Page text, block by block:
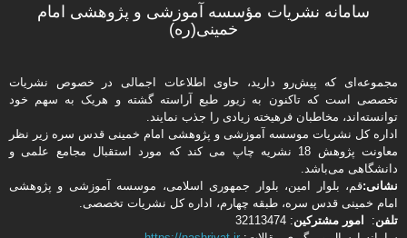
سامانه نشریات مؤسسه آموزشی و پژوهشی امام
خمینی(ره)
مجموعه‌ای که پیش‌رو دارید،‌ حاوی اطلاعات اجمالی در خصوص نشریات
تخصصی است که تاکنون به زیور طبع آراسته گشته و هریک به سهم خود
توانسته‌اند، مخاطبان فرهیخته‌ زیادی را جذب نمایند.
اداره كل نشریات موسسه آموزشی و پژوهشی امام خمینی قدس سره زیر نظر
معاونت پژوهش 18 نشریه چاپ می کند که مورد استقبال مجامع علمی و
دانشگاهی می‌باشد.
نشانی:قم، بلوار امین، بلوار جمهوری اسلامی، موسسه آموزشی و پژوهشی
امام خمینی قدس سره، طبقه چهارم، اداره كل نشریات تخصصی.
تلفن: امور مشتركین: 32113474